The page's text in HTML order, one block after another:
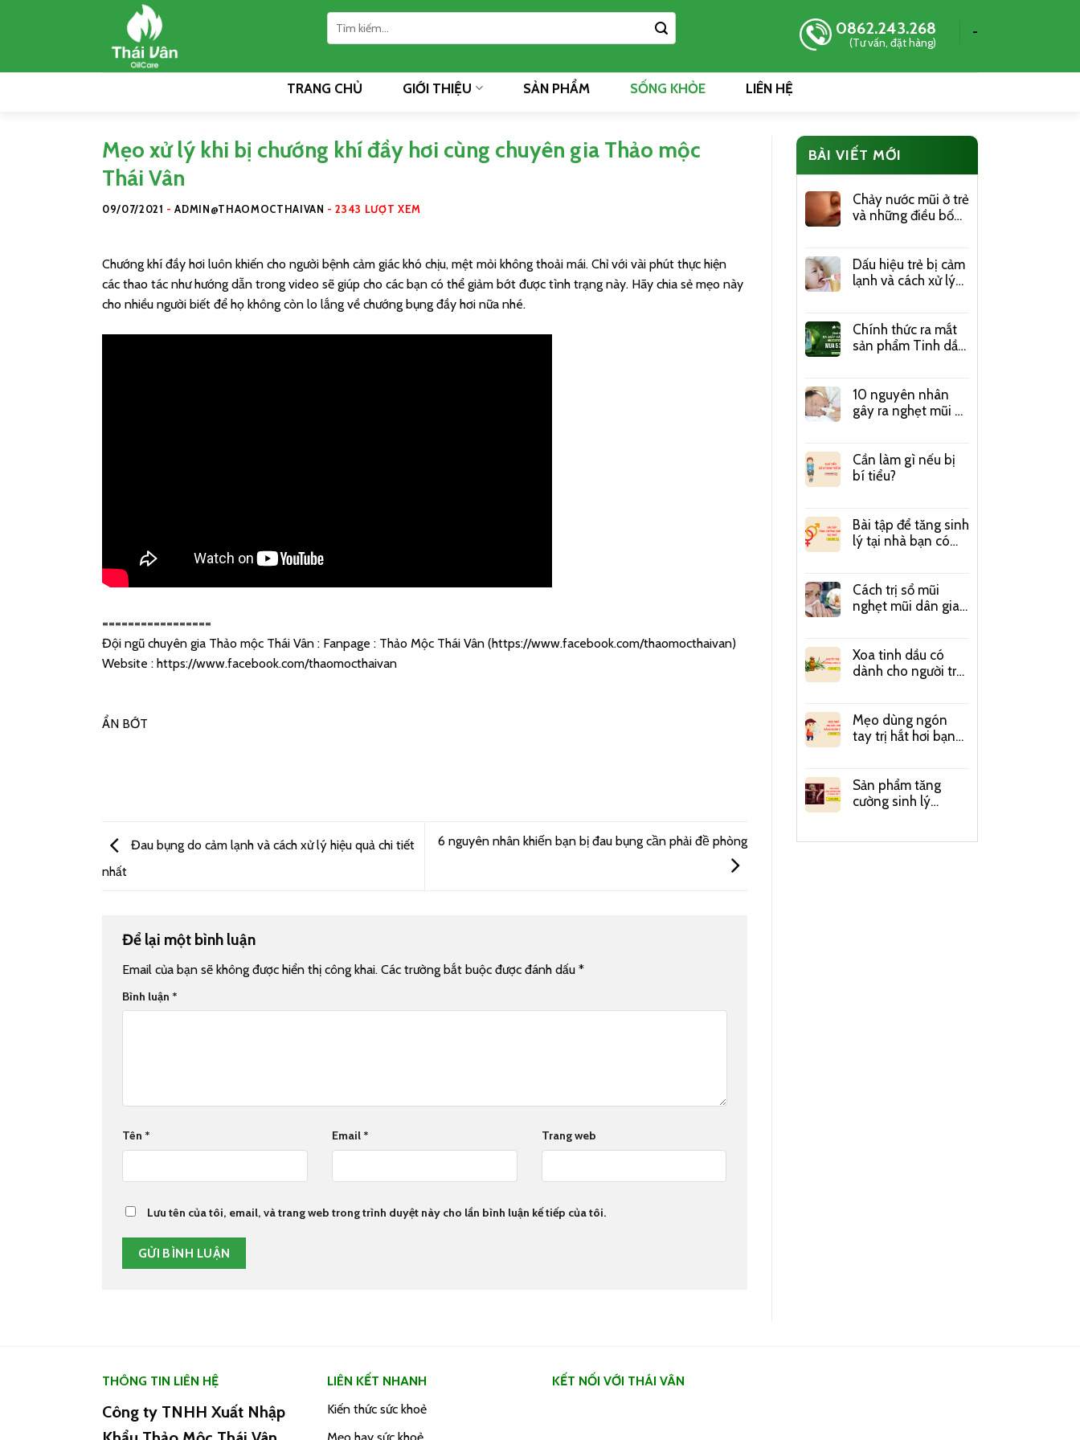
0862.243.268
(Tư vấn, đặt hàng)
-
TRANG CHỦ GIỚI THIỆU SẢN PHẨM SỐNG KHỎE LIÊN HỆ
Mẹo xử lý khi bị chướng khí đầy hơi cùng chuyên gia Thảo mộc
Thái Vân
09/07/2021 -ADMIN@THAOMOCTHAIVAN -2343 LƯỢT XEM
Chướng khí đầy hơi luôn khiến cho người bệnh cảm giác khó chịu, mệt mỏi không thoải mái. Chỉ với vài phút thực hiện
các thao tác như hướng dẫn trong video sẽ giúp cho các bạn có thể giảm bớt được tình trạng này. Hãy chia sẻ mẹo này
cho nhiều người biết để họ không còn lo lắng về chướng bụng đầy hơi nữa nhé.
=================
Đội ngũ chuyên gia Thảo mộc Thái Vân : Fanpage : Thảo Mộc Thái Vân (https://www.facebook.com/thaomocthaivan)
Website : https://www.facebook.com/thaomocthaivan
ẨN BỚT
Đau bụng do cảm lạnh và cách xử lý hiệu quả chi tiết
nhất
6 nguyên nhân khiến bạn bị đau bụng cần phải đề phòng
Để lại một bình luận
Email của bạn sẽ không được hiển thị công khai. Các trường bắt buộc được đánh dấu *
Bình luận *
Tên * Email * Trang web
Lưu tên của tôi, email, và trang web trong trình duyệt này cho lần bình luận kế tiếp của tôi.
BÀI VIẾT MỚI
Chảy nước mũi ở trẻ
và những điều bố
Dấu hiệu trẻ bị cảm
lạnh và cách xử lý
Chính thức ra mắt
sản phẩm Tinh dầu
10 nguyên nhân
gây ra nghẹt mũi ở
Cần làm gì nếu bị
bí tiểu?
Bài tập để tăng sinh
lý tại nhà bạn có
Cách trị sổ mũi
nghẹt mũi dân gian
Xoa tinh dầu có
dành cho người trẻ
Mẹo dùng ngón
tay trị hắt hơi bạn
Sản phẩm tăng
cường sinh lý
THÔNG TIN LIÊN HỆ
Công ty TNHH Xuất Nhập
LIÊN KẾT NHANH
Kiến thức sức khoẻ
Mẹo hay sức khoẻ
KẾT NỐI VỚI THÁI VÂN